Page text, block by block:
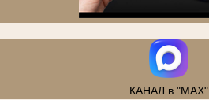
КАНАЛ в "MAX"